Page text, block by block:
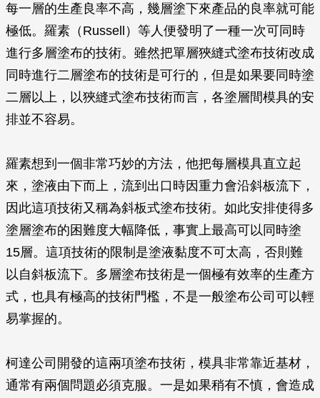
每一層的生產良率不高，幾層塗下來產品的良率就可能
極低。羅素（Russell）等人便發明了一種一次可同時
進行多層塗布的技術。雖然把單層狹縫式塗布技術改成
同時進行二層塗布的技術是可行的，但是如果要同時塗
二層以上，以狹縫式塗布技術而言，各塗層間模具的安
排並不容易。
羅素想到一個非常巧妙的方法，他把每層模具直立起
來，塗液由下而上，流到出口時因重力會沿斜板流下，
因此這項技術又稱為斜板式塗布技術。如此安排使得多
塗層塗布的困難度大幅降低，事實上最高可以同時塗
15層。這項技術的限制是塗液黏度不可太高，否則難
以自斜板流下。多層塗布技術是一個極有效率的生產方
式，也具有極高的技術門檻，不是一般塗布公司可以輕
易掌握的。
柯達公司開發的這兩項塗布技術，模具非常靠近基材，
通常有兩個問題必須克服。一是如果稍有不慎，會造成